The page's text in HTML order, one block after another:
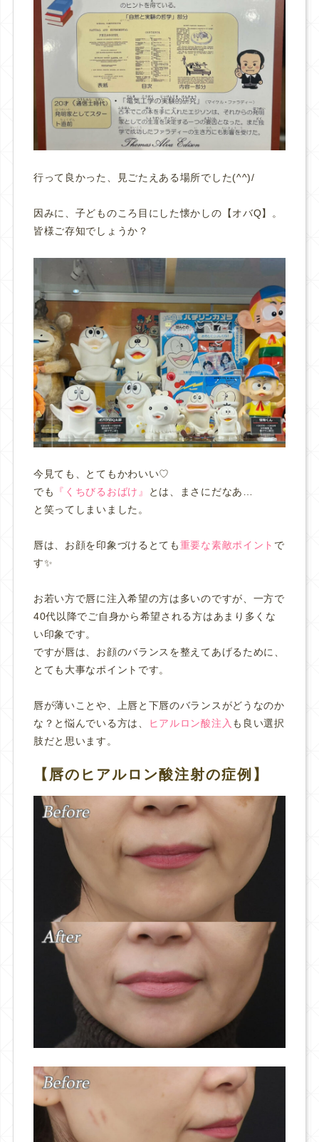
行って良かった、見ごたえある場所でした(^^)/
因みに、子どものころ目にした懐かしの【オバQ】。
皆様ご存知でしょうか？
今見ても、とてもかわいい♡
でも
『くちびるおばけ』
とは、まさにだなあ…
と笑ってしまいました。
唇は、お顔を印象づけるとても重要な素敵ポイント で
す✨
お若い方で唇に注入希望の方は多いのですが、一方で
40代以降でご自身から希望される方はあまり多くな
い印象です。
ですが唇は、お顔のバランスを整えてあげるために、
とても大事なポイントです。
唇が薄いことや、上唇と下唇のバランスがどうなのか
な？と悩んでいる方は、
ヒアルロン酸注入 も良い選択
肢だと思います。
【唇のヒアルロン酸注射の症例】